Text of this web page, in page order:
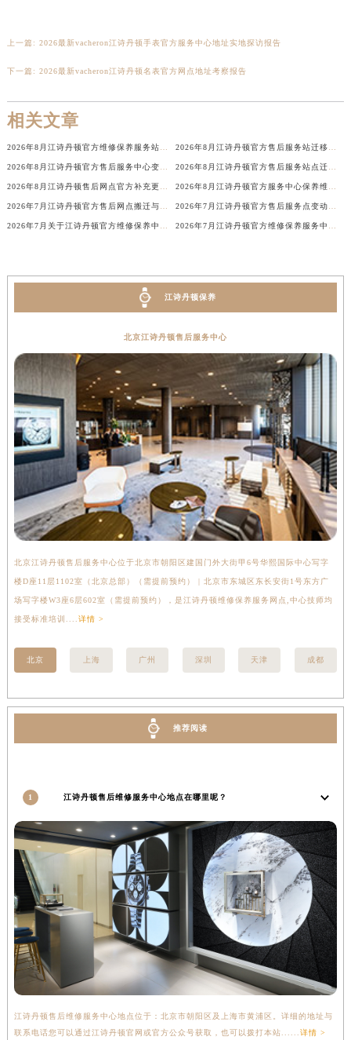
上一篇: 2026最新vacheron江诗丹顿手表官方服务中心地址实地探访报告
下一篇: 2026最新vacheron江诗丹顿名表官方网点地址考察报告
相关文章
江诗丹顿保养
北京江诗丹顿售后服务中心
北京江诗丹顿售后服务中心位于北京市朝阳区建国门外大街甲6号华熙国际中心写字
楼D座11层1102室（北京总部）（需提前预约） | 北京市东城区东长安街1号东方广
场写字楼W3座6层602室（需提前预约），是江诗丹顿维修保养服务网点,中心技师均
接受标准培训.... 详情 >
北京 上海 广州 深圳 天津 成都
推荐阅读
1 江诗丹顿售后维修服务中心地点在哪里呢？
江诗丹顿售后维修服务中心地点位于：北京市朝阳区及上海市黄浦区。详细的地址与
联系电话您可以通过江诗丹顿官网或官方公众号获取，也可以拨打本站...... 详情 >